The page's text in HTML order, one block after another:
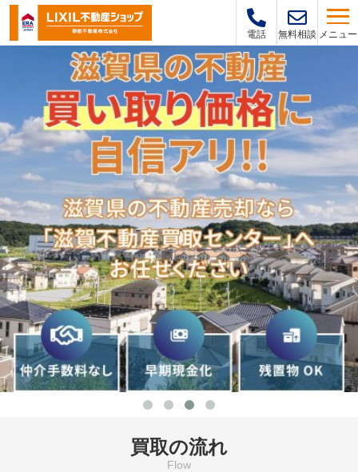
電話 無料相談 メニュー
買取の流れ
Flow